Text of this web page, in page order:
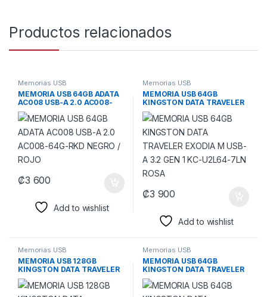
Productos relacionados
Memorias USB
MEMORIA USB 64GB ADATA
AC008 USB-A 2.0 AC008-
64G-RKD NEGRO / ROJO
₡3 600
Add to wishlist
Memorias USB
MEMORIA USB 64GB
KINGSTON DATA TRAVELER
EXODIA M USB-A 3.2 GEN 1
KC-U2L64-7LN ROSA
₡3 900
Add to wishlist
Memorias USB
MEMORIA USB 128GB
KINGSTON DATA TRAVELER
EXODIA M USB-A 3.2 GEN 1
DTXM/128GB NEGRO / ROJO
Memorias USB
MEMORIA USB 64GB
KINGSTON DATA TRAVELER
KYSON USB-A 3.2 GEN 1
DTKN/64GB PLATEADO